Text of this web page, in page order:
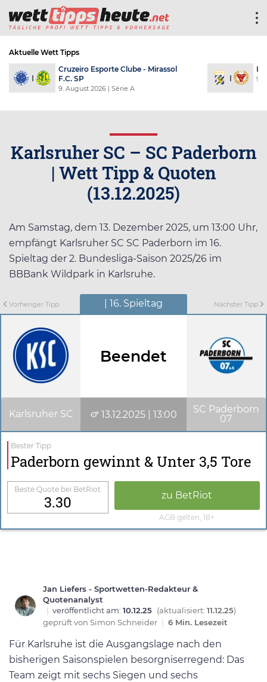
Aktuelle Wett Tipps
Halmstads BK - GAIS
9. August 2026
Ham-Kam -
9. August 2026|
Karlsruher SC – SC Paderborn
| Wett Tipp & Quoten
(13.12.2025)
Am Samstag, dem 13. Dezember 2025, um 13:00 Uhr,
empfängt Karlsruher SC SC Paderborn im 16.
Spieltag der 2. Bundesliga-Saison 2025/26 im
BBBank Wildpark in Karlsruhe.
Vorheriger Tipp | 16. Spieltag Nächster Tipp
Beendet
Karlsruher SC 13.12.2025 | 13:00
SC Paderborn
07
Bester Tipp
Paderborn gewinnt & Unter 3,5 Tore
Beste Quote bei BetRiot
3.30 zu BetRiot
AGB gelten, 18+
Jan Liefers - Sportwetten-Redakteur &
Quotenanalyst
| veröffentlicht am: 10.12.25 (aktualisiert: 11.12.25)
geprüft von Simon Schneider | 6 Min. Lesezeit
Für Karlsruhe ist die Ausgangslage nach den
bisherigen Saisonspielen besorgniserregend: Das
Team zeigt mit sechs Siegen und sechs